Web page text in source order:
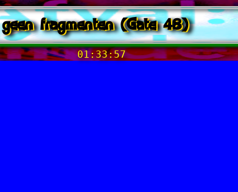
01:33:57
geen fragmenten (Gate 48)